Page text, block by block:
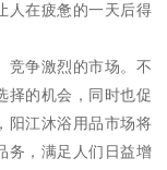
人在疲惫的一天后得
竞争激烈的市场。不
择的机会，同时也促
阳江沐浴用品市场将
务，满足人们日益增